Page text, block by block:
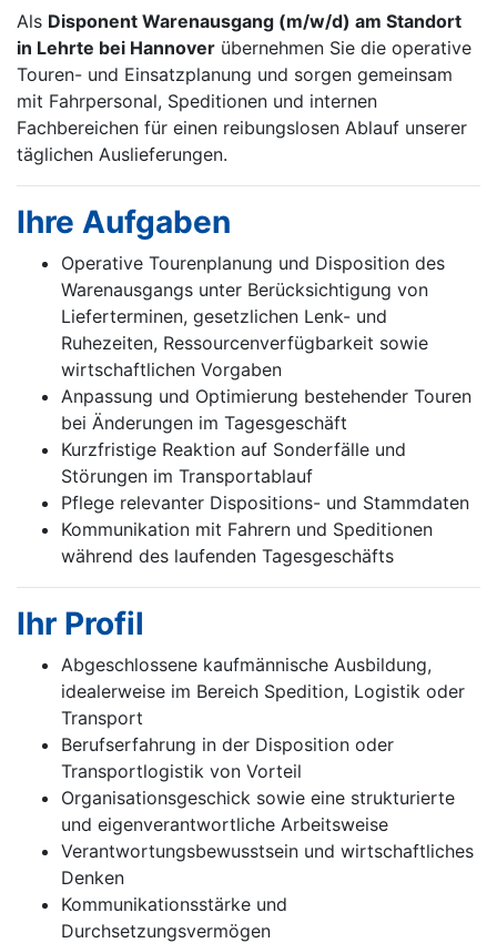
Als Disponent Warenausgang (m/w/d) am Standort
in Lehrte bei Hannover übernehmen Sie die operative
Touren- und Einsatzplanung und sorgen gemeinsam
mit Fahrpersonal, Speditionen und internen
Fachbereichen für einen reibungslosen Ablauf unserer
täglichen Auslieferungen.
Ihre Aufgaben
Operative Tourenplanung und Disposition des
Warenausgangs unter Berücksichtigung von
Lieferterminen, gesetzlichen Lenk- und
Ruhezeiten, Ressourcenverfügbarkeit sowie
wirtschaftlichen Vorgaben
Anpassung und Optimierung bestehender Touren
bei Änderungen im Tagesgeschäft
Kurzfristige Reaktion auf Sonderfälle und
Störungen im Transportablauf
Pflege relevanter Dispositions- und Stammdaten
Kommunikation mit Fahrern und Speditionen
während des laufenden Tagesgeschäfts
Ihr Profil
Abgeschlossene kaufmännische Ausbildung,
idealerweise im Bereich Spedition, Logistik oder
Transport
Berufserfahrung in der Disposition oder
Transportlogistik von Vorteil
Organisationsgeschick sowie eine strukturierte
und eigenverantwortliche Arbeitsweise
Verantwortungsbewusstsein und wirtschaftliches
Denken
Kommunikationsstärke und
Durchsetzungsvermögen